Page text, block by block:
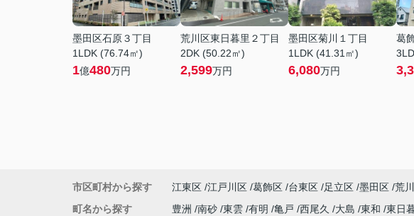
墨田区石原３丁目
1LDK (76.74㎡)
1億480万円
荒川区東日暮里２丁目
2DK (50.22㎡)
2,599万円
墨田区菊川１丁目
1LDK (41.31㎡)
6,080万円
葛
市区町村から探す 江東区 江戸川区 葛飾区 台東区 足立区 墨田区 荒
町名から探す
豊洲 南砂 東雲 有明 亀戸 西尾久 大島 東和 東日